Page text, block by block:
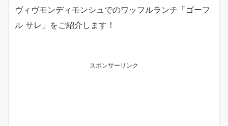
ヴィヴモンディモンシュでのワッフルランチ「ゴーフ
ル サレ」をご紹介します！
スポンサーリンク